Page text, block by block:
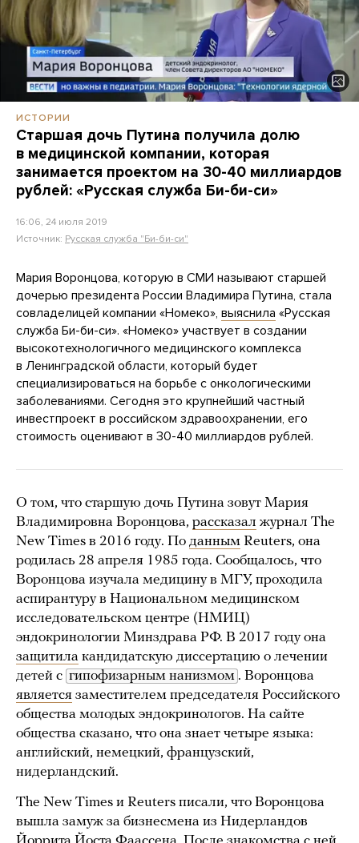
ИСТОРИИ
Старшая дочь Путина получила долю
в медицинской компании, которая
занимается проектом на 30-40 миллиардов
рублей: «Русская служба Би-би-си»
16:06, 24 июля 2019
Источник: Русская служба "Би-би-си"
Мария Воронцова, которую в СМИ называют старшей
дочерью президента России Владимира Путина, стала
совладелицей компании «Номеко», выяснила «Русская
служба Би-би-си». «Номеко» участвует в создании
высокотехнологичного медицинского комплекса
в Ленинградской области, который будет
специализироваться на борьбе с онкологическими
заболеваниями. Сегодня это крупнейший частный
инвестпроект в российском здравоохранении, его
стоимость оценивают в 30-40 миллиардов рублей.
О том, что старшую дочь Путина зовут Мария
Владимировна Воронцова, рассказал журнал The
New Times в 2016 году. По данным Reuters, она
родилась 28 апреля 1985 года. Сообщалось, что
Воронцова изучала медицину в МГУ, проходила
аспирантуру в Национальном медицинском
исследовательском центре (НМИЦ)
эндокринологии Минздрава РФ. В 2017 году она
защитила кандидатскую диссертацию о лечении
детей с гипофизарным нанизмом . Воронцова
является заместителем председателя Российского
общества молодых эндокринологов. На сайте
общества сказано, что она знает четыре языка:
английский, немецкий, французский,
нидерландский.
The New Times и Reuters писали, что Воронцова
вышла замуж за бизнесмена из Нидерландов